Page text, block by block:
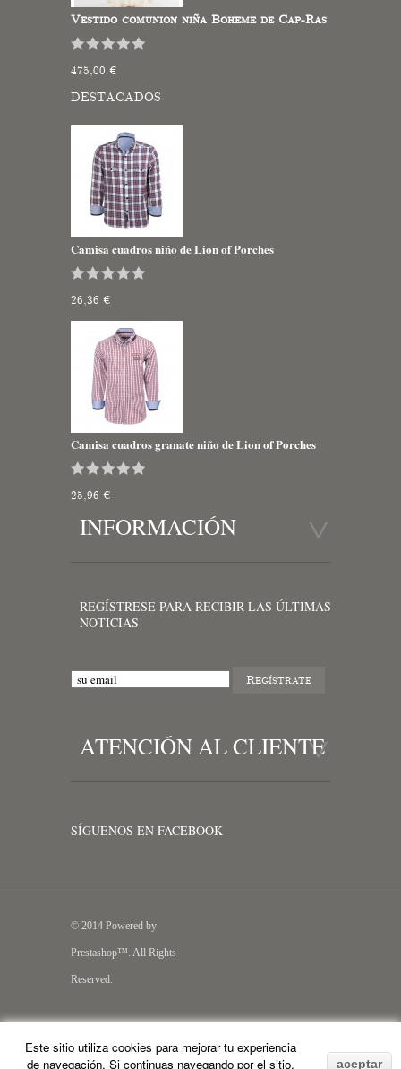
Vestido comunion niña Boheme de Cap-Ras
475,00 €
DESTACADOS
Camisa cuadros niño de Lion of Porches
26,36 €
Camisa cuadros granate niño de Lion of Porches
25,96 €
INFORMACIÓN
REGÍSTRESE PARA RECIBIR LAS ÚLTIMAS
NOTICIAS
ATENCIÓN AL CLIENTE
Este sitio utiliza cookies para mejorar tu experiencia
de navegación. Si continuas navegando por el sitio,
aceptar
SÍGUENOS EN FACEBOOK
© 2014 Powered by
Prestashop™. All Rights
Reserved.